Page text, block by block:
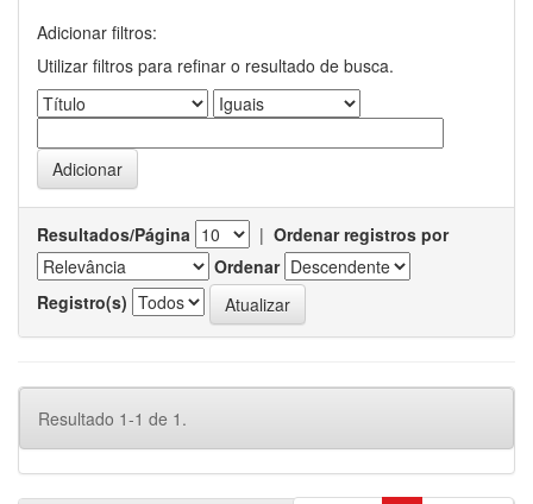
Adicionar filtros:
Utilizar filtros para refinar o resultado de busca.
Resultados/Página | Ordenar registros por
Ordenar
Registro(s)
Resultado 1-1 de 1.